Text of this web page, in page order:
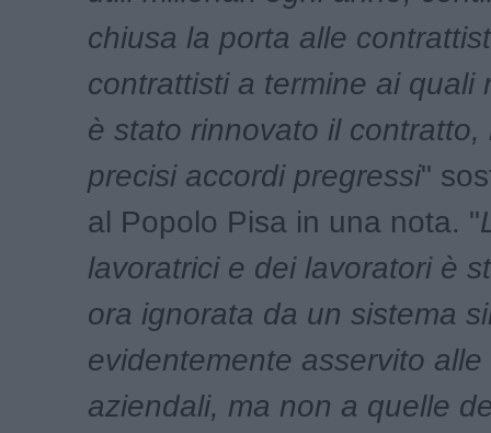
chiusa la porta alle
contrattisti a termine ai quali
è stato rinnovato il contratto,
precisi accordi pregressi"
al Popolo Pisa in una nota. "
lavoratrici e dei lavoratori è
ora ignorata da un sistema
evidentemente asservito alle
aziendali, ma non a quelle